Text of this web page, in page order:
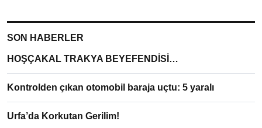
SON HABERLER
HOŞÇAKAL TRAKYA BEYEFENDİSİ…
Kontrolden çıkan otomobil baraja uçtu: 5 yaralı
Urfa’da Korkutan Gerilim!